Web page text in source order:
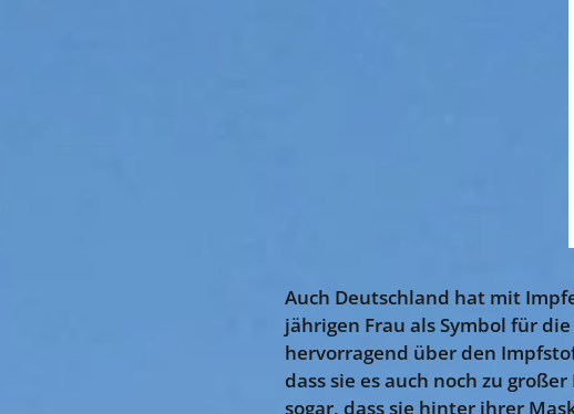
Auch Deutschland hat mit
jährigen Frau als Symbol für
hervorragend über den
dass sie es auch noch zu
sogar, dass sie hinter ihrer